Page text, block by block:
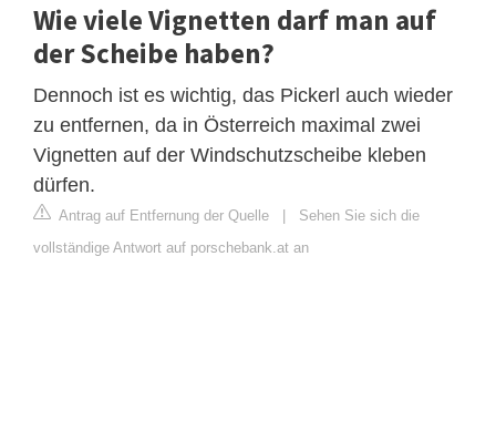
Wie viele Vignetten darf man auf
der Scheibe haben?
Dennoch ist es wichtig, das Pickerl auch wieder
zu entfernen, da in Österreich maximal zwei
Vignetten auf der Windschutzscheibe kleben
dürfen.
Antrag auf Entfernung der Quelle | Sehen Sie sich die
vollständige Antwort auf porschebank.at an